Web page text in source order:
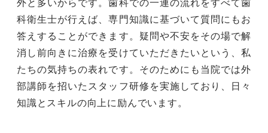
外と多いからです。歯科での一連の流れをすべて歯
科衛生士が行えば、専門知識に基づいて質問にもお
答えすることができます。疑問や不安をその場で解
消し前向きに治療を受けていただきたいという、私
たちの気持ちの表れです。そのためにも当院では外
部講師を招いたスタッフ研修を実施しており、日々
知識とスキルの向上に励んでいます。